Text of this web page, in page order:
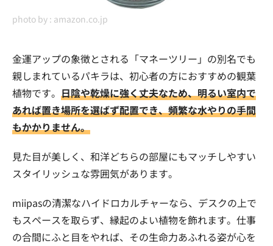
photo by : amazon.co.jp
金運アップの象徴とされる「マネーツリー」の別名でも
親しまれているパキラは、初心者の方におすすめの観葉
植物です。 日陰や乾燥に強く丈夫なため、明るい室内で
あれば置き場所を選ばず配置でき、頻繁な水やりの手間
もかかりません。
見た目が美しく、和洋どちらの部屋にもマッチしやすい
スタイリッシュな雰囲気があります。
miipasの清潔なハイドロカルチャーなら、デスクの上で
もスペースを取らず、縁起のよい植物を飾れます。仕事
の合間にふと目をやれば、その生命力あふれる姿が心を